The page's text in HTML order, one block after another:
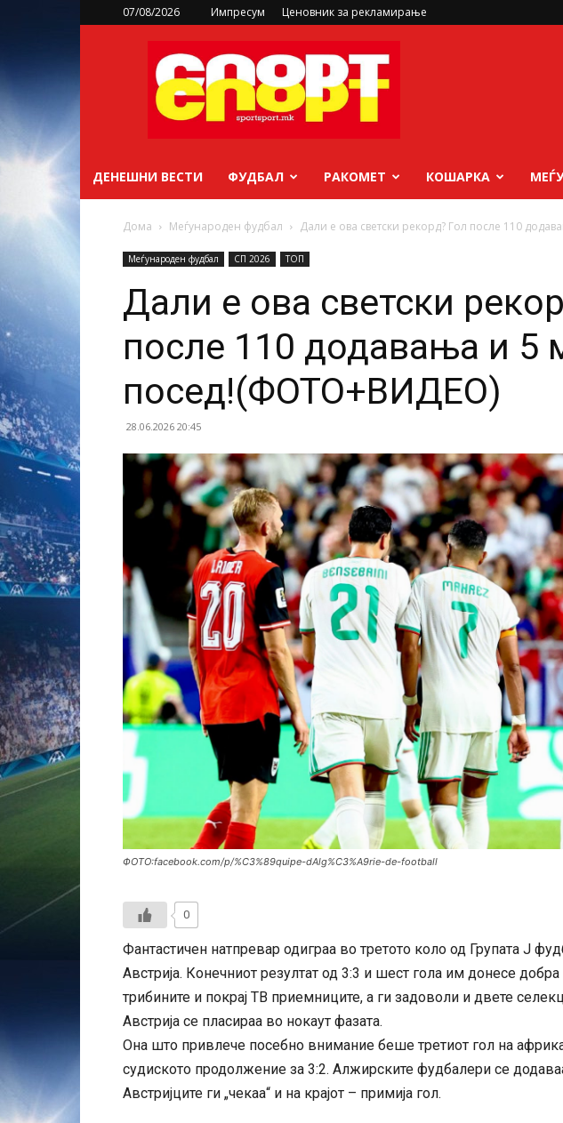
07/08/2026 Импресум Ценовник за рекламирање
sportsport.mk
ДЕНЕШНИ ВЕСТИ ФУДБАЛ РАКОМЕТ КОШАРКА
Дома Меѓународен фудбал Дали е ова светски рекорд? Гол после 110
Меѓународен фудбал СП 2026 ТОП
Дали е ова светски
после 110 додавања и 5
посед!(ФОТО+ВИДЕО)
28.06.2026 20:45
ФОТО:facebook.com/p/%C3%89quipe-dAlg%C3%A9rie-de-football
0
Фантастичен натпревар одиграа во третото коло од Групата Ј
Австрија. Конечниот резултат од 3:3 и шест гола им донесе
трибините и покрај ТВ приемниците, а ги задоволи и двете
Австрија се пласираа во нокаут фазата.
Она што привлече посебно внимание беше третиот гол на
судиското продолжение за 3:2. Алжирските фудбалери се
Австријците ги „чекаа“ и на крајот – примија гол.